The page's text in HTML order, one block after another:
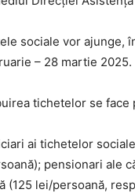
sociale vor ajunge,
– 28 martie 2025.
tichetelor se
ai tichetelor
pensionari ale
(125 lei/persoană,